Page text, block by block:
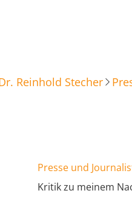
Reinhold Stecher
Presse und
Kritik zu meinem